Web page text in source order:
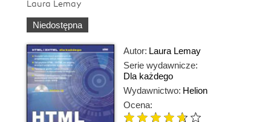
Laura Lemay
Niedostępna
Autor: Laura Lemay
Serie wydawnicze:
Dla każdego
Wydawnictwo: Helion
Ocena: